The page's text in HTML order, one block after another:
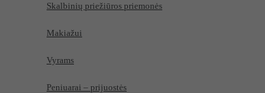
Skalbinių priežiūros priemonės
Makiažui
Vyrams
Peniuarai – prijuostės